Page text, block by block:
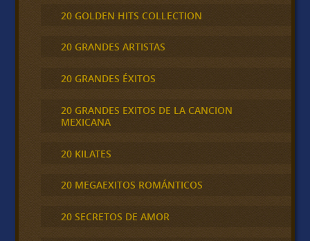
20 GOLDEN HITS COLLECTION
20 GRANDES ARTISTAS
20 GRANDES ÉXITOS
20 GRANDES EXITOS DE LA CANCION
MEXICANA
20 KILATES
20 MEGAEXITOS ROMÁNTICOS
20 SECRETOS DE AMOR